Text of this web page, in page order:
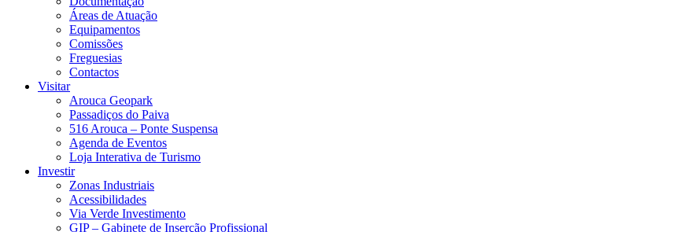
Áreas de Atuação
Equipamentos
Comissões
Freguesias
Contactos
Visitar
Arouca Geopark
Passadiços do Paiva
516 Arouca – Ponte Suspensa
Agenda de Eventos
Loja Interativa de Turismo
Investir
Zonas Industriais
Acessibilidades
Via Verde Investimento
GIP – Gabinete de Inserção Profissional